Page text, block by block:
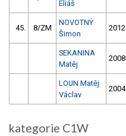
Eliáš
45. 8/ZM
NOVOTNÝ
Šimon
2012
SEKANINA
Matěj
2008
LOUN Matěj
Václav
2004
kategorie C1W